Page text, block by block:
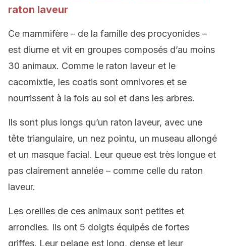
raton laveur
Ce mammifère – de la famille des procyonides –
est diurne et vit en groupes composés d’au moins
30 animaux. Comme le raton laveur et le
cacomixtle, les coatis sont omnivores et se
nourrissent à la fois au sol et dans les arbres.
Ils sont plus longs qu’un raton laveur, avec une
tête triangulaire, un nez pointu, un museau allongé
et un masque facial. Leur queue est très longue et
pas clairement annelée – comme celle du raton
laveur.
Les oreilles de ces animaux sont petites et
arrondies. Ils ont 5 doigts équipés de fortes
griffes. Leur pelage est long, dense et leur